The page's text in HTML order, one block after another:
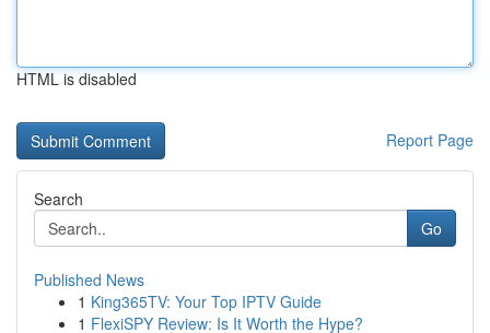
HTML is disabled
Report Page
Search
Go
Published News
1 King365TV: Your Top IPTV Guide
1 FlexiSPY Review: Is It Worth the Hype?